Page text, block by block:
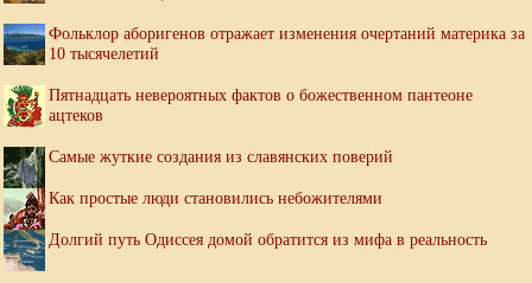
Фольклор аборигенов отражает изменения очертаний материка за
10 тысячелетий
Пятнадцать невероятных фактов о божественном пантеоне
ацтеков
Самые жуткие создания из славянских поверий
Как простые люди становились небожителями
Долгий путь Одиссея домой обратится из мифа в реальность